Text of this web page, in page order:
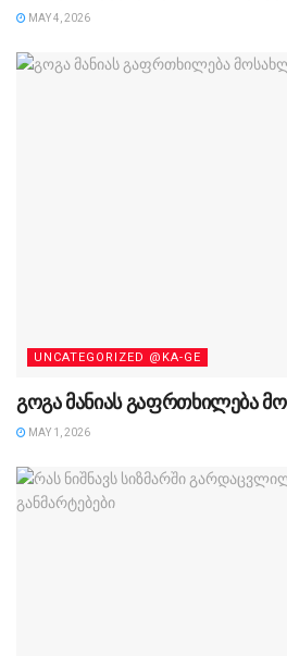
MAY 4, 2026
UNCATEGORIZED @KA-GE
გოგა მანიას გაფრთხილება
MAY 1, 2026